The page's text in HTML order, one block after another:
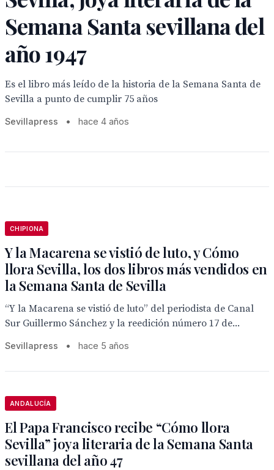
Semana Santa sevillana del
año 1947
Es el libro más leído de la historia de la Semana Santa de
Sevilla a punto de cumplir 75 años
Sevillapress • hace 4 años
CHIPIONA
Y la Macarena se vistió de luto, y Cómo
llora Sevilla, los dos libros más vendidos en
la Semana Santa de Sevilla
“Y la Macarena se vistió de luto” del periodista de Canal
Sur Guillermo Sánchez y la reedición número 17 de...
Sevillapress • hace 5 años
ANDALUCÍA
El Papa Francisco recibe “Cómo llora
Sevilla” joya literaria de la Semana Santa
sevillana del año 47